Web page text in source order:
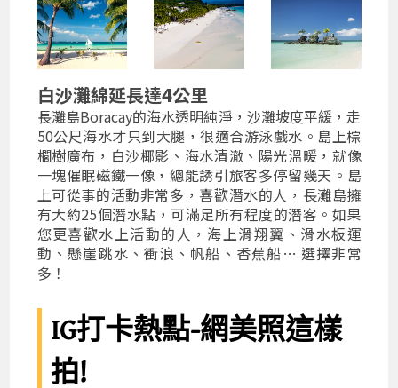
白沙灘綿延長達4公里
長灘島Boracay的海水透明純淨，沙灘坡度平緩，走
50公尺海水才只到大腿，很適合游泳戲水。島上棕
櫚樹廣布，白沙椰影、海水清澈、陽光溫暖，就像
一塊催眠磁鐵一像，總能誘引旅客多停留幾天。島
上可從事的活動非常多，喜歡潛水的人，長灘島擁
有大約25個潛水點，可滿足所有程度的潛客。如果
您更喜歡水上活動的人，海上滑翔翼、滑水板運
動、懸崖跳水、衝浪、帆船、香蕉船… 選擇非常
多！
IG打卡熱點-網美照這樣
拍!